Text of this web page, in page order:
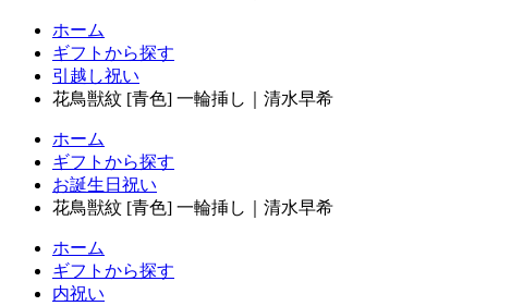
ホーム
ギフトから探す
引越し祝い
花鳥獣紋 [青色] 一輪挿し｜清水早希
ホーム
ギフトから探す
お誕生日祝い
花鳥獣紋 [青色] 一輪挿し｜清水早希
ホーム
ギフトから探す
内祝い